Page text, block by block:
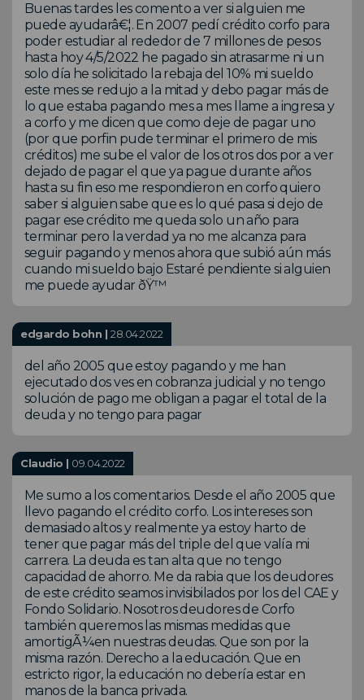
Buenas tardes les comento a ver si alguien me
puede ayudarâ€¦. En 2007 pedí crédito corfo para
poder estudiar al rededor de 7 millones de pesos
hasta hoy 4/5/2022 he pagado sin atrasarme ni un
solo día he solicitado la rebaja del 10% mi sueldo
este mes se redujo a la mitad y debo pagar más de
lo que estaba pagando mes a mes llame a ingresa y
a corfo y me dicen que como deje de pagar uno
(por que porfin pude terminar el primero de mis
créditos) me sube el valor de los otros dos por a ver
dejado de pagar el que ya pague durante años
hasta su fin eso me respondieron en corfo quiero
saber si alguien sabe que es lo qué pasa si dejo de
pagar ese crédito me queda solo un año para
terminar pero la verdad ya no me alcanza para
seguir pagando y menos ahora que subió aún más
cuando mi sueldo bajo Estaré pendiente si alguien
me puede ayudar ðŸ™
edgardo bohn |28.04.2022
del año 2005 que estoy pagando y me han
ejecutado dos ves en cobranza judicial y no tengo
solución de pago me obligan a pagar el total de la
deuda y no tengo para pagar
Claudio | 09.04.2022
Me sumo a los comentarios. Desde el año 2005 que
llevo pagando el crédito corfo. Los intereses son
demasiado altos y realmente ya estoy harto de
tener que pagar más del triple del que valía mi
carrera. La deuda es tan alta que no tengo
capacidad de ahorro. Me da rabia que los deudores
de este crédito seamos invisibilados por los del CAE y
Fondo Solidario. Nosotros deudores de Corfo
también queremos las mismas medidas que
amortigÃ¼en nuestras deudas. Que son por la
misma razón. Derecho a la educación. Que en
estricto rigor, la educación no debería estar en
manos de la banca privada.